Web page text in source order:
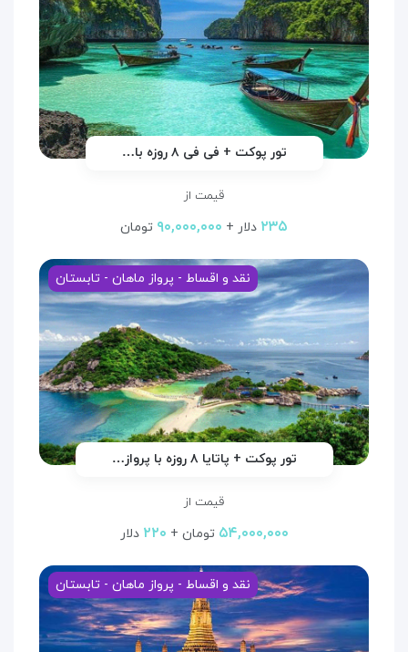
تور پوکت + فی فی ۸ روزه با…
قیمت از
۲۳۵ دلار + ۹۰,۰۰۰,۰۰۰ تومان
نقد و اقساط - پرواز ماهان - تابستان
تور پوکت + پاتایا ۸ روزه با پرواز…
قیمت از
۵۴,۰۰۰,۰۰۰ تومان + ۲۲۰ دلار
نقد و اقساط - پرواز ماهان - تابستان